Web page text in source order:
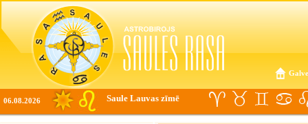
06.08.2026 Saule Lauvas zīmē